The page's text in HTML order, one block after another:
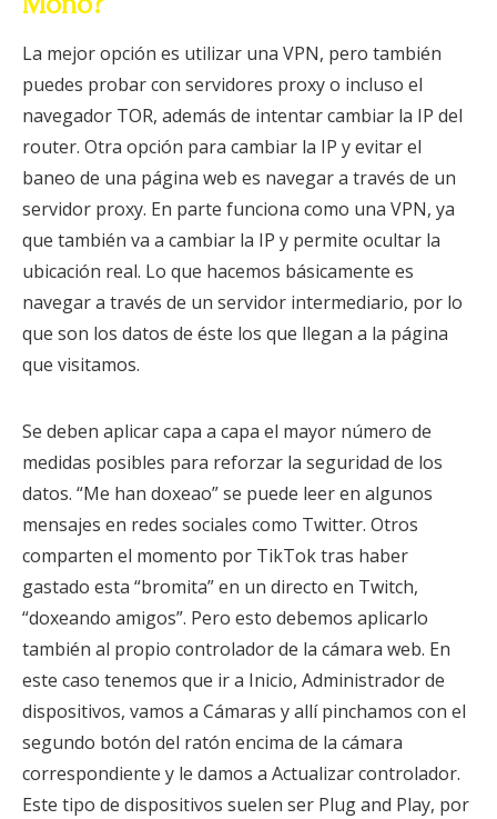
La mejor opción es utilizar una VPN, pero también
puedes probar con servidores proxy o incluso el
navegador TOR, además de intentar cambiar la IP del
router. Otra opción para cambiar la IP y evitar el
baneo de una página web es navegar a través de un
servidor proxy. En parte funciona como una VPN, ya
que también va a cambiar la IP y permite ocultar la
ubicación real. Lo que hacemos básicamente es
navegar a través de un servidor intermediario, por lo
que son los datos de éste los que llegan a la página
que visitamos.
Se deben aplicar capa a capa el mayor número de
medidas posibles para reforzar la seguridad de los
datos. “Me han doxeao” se puede leer en algunos
mensajes en redes sociales como Twitter. Otros
comparten el momento por TikTok tras haber
gastado esta “bromita” en un directo en Twitch,
“doxeando amigos”. Pero esto debemos aplicarlo
también al propio controlador de la cámara web. En
este caso tenemos que ir a Inicio, Administrador de
dispositivos, vamos a Cámaras y allí pinchamos con el
segundo botón del ratón encima de la cámara
correspondiente y le damos a Actualizar controlador.
Este tipo de dispositivos suelen ser Plug and Play, por